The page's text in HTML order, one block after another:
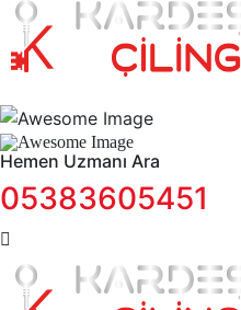
Hemen Uzmanı Ara
05383605451